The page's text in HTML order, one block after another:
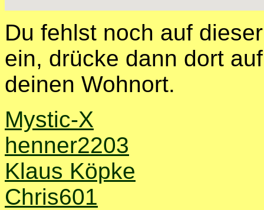
Du fehlst noch auf
ein, drücke dann dort
deinen Wohnort.
Mystic-X
henner2203
Klaus Köpke
Chris601